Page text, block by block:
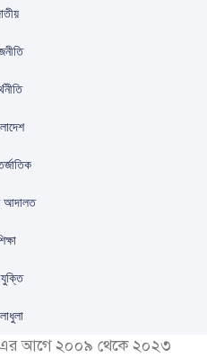
ছাপা
১৪, ২০২৪
ও মাধ্যমিকের সব পাঠ্যবই
এর আগে ২০০৯ থেকে ২০২৩